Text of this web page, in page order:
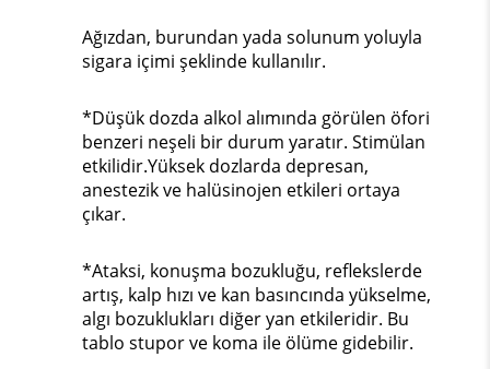
Ağızdan, burundan yada solunum yoluyla
sigara içimi şeklinde kullanılır.
*Düşük dozda alkol alımında görülen öfori
benzeri neşeli bir durum yaratır. Stimülan
etkilidir.Yüksek dozlarda depresan,
anestezik ve halüsinojen etkileri ortaya
çıkar.
*Ataksi, konuşma bozukluğu, reflekslerde
artış, kalp hızı ve kan basıncında yükselme,
algı bozuklukları diğer yan etkileridir. Bu
tablo stupor ve koma ile ölüme gidebilir.